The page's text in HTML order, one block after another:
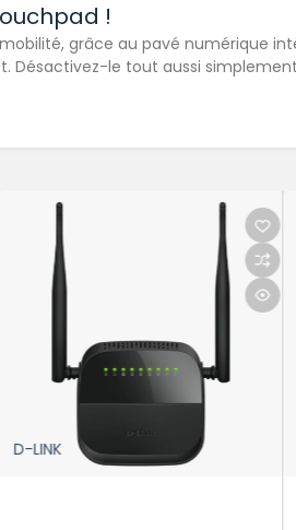
!
grâce au pavé numérique
Désactivez-le tout aussi